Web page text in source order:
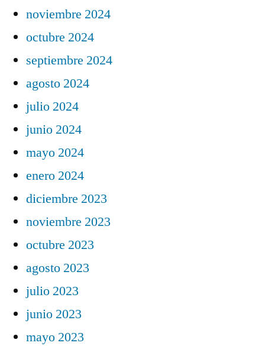
noviembre 2024
octubre 2024
septiembre 2024
agosto 2024
julio 2024
junio 2024
mayo 2024
enero 2024
diciembre 2023
noviembre 2023
octubre 2023
agosto 2023
julio 2023
junio 2023
mayo 2023